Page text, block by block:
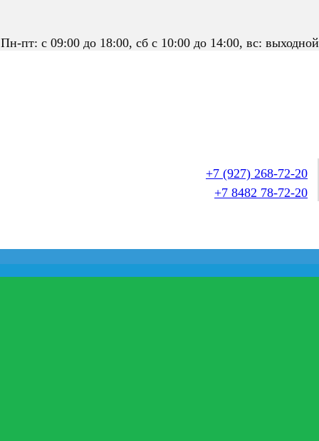
Пн-пт: с 09:00 до 18:00, сб с 10:00 до 14:00, вс: выходной
+7 (927) 268-72-20
+7 8482 78-72-20